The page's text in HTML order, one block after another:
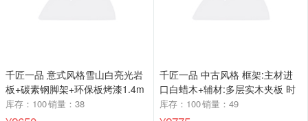
千匠一品 意式风格雪山白亮光岩
板+碳素钢脚架+环保板烤漆1.4m
1.6m 1.8m有柜体茶桌-TH-828-G
库存：100销量：38
千匠一品 中古风格 框架:主材进
口白蜡木+辅材:多层实木夹板 时
尚大气梳妆台SZT057-J
库存：100销量：49